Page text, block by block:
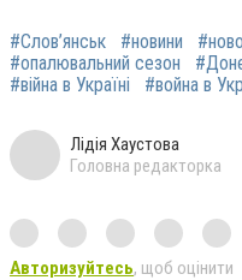
#Слов’янськ #новини
#опалювальний сезон
#війна в Україні
#война в
Лідія Хаустова
Головна редакторка
Авторизуйтесь, щоб оцінити